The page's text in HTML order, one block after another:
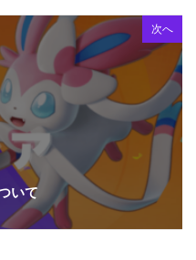
次へ
いて